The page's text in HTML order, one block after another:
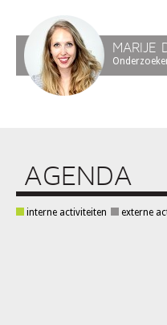
MARIJE
AGENDA
interne activiteiten externe